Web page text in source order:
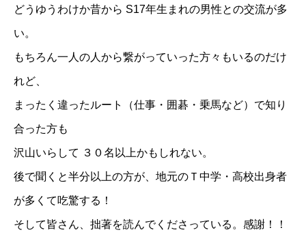
どうゆうわけか昔から S17年生まれの男性との交流が多
い。
もちろん一人の人から繋がっていった方々もいるのだけ
れど、
まったく違ったルート（仕事・囲碁・乗馬など）で知り
合った方も
沢山いらして ３０名以上かもしれない。
後で聞くと半分以上の方が、地元のＴ中学・高校出身者
が多くて吃驚する！
そして皆さん、拙著を読んでくださっている。感謝！！